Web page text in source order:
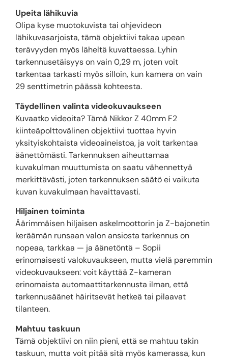
Upeita lähikuvia
Olipa kyse muotokuvista tai ohjevideon
lähikuvasarjoista, tämä objektiivi takaa upean
terävyyden myös läheltä kuvattaessa. Lyhin
tarkennusetäisyys on vain 0,29 m, joten voit
tarkentaa tarkasti myös silloin, kun kamera on vain
29 senttimetrin päässä kohteesta.
Täydellinen valinta videokuvaukseen
Kuvaatko videoita? Tämä Nikkor Z 40mm F2
kiinteäpolttovälinen objektiivi tuottaa hyvin
yksityiskohtaista videoaineistoa, ja voit tarkentaa
äänettömästi. Tarkennuksen aiheuttamaa
kuvakulman muuttumista on saatu vähennettyä
merkittävästi, joten tarkennuksen säätö ei vaikuta
kuvan kuvakulmaan havaittavasti.
Hiljainen toiminta
Äärimmäisen hiljaisen askelmoottorin ja Z-bajonetin
keräämän runsaan valon ansiosta tarkennus on
nopeaa, tarkkaa — ja äänetöntä – Sopii
erinomaisesti valokuvaukseen, mutta vielä paremmin
videokuvaukseen: voit käyttää Z-kameran
erinomaista automaattitarkennusta ilman, että
tarkennusäänet häiritsevät hetkeä tai pilaavat
tilanteen.
Mahtuu taskuun
Tämä objektiivi on niin pieni, että se mahtuu takin
taskuun, mutta voit pitää sitä myös kamerassa, kun